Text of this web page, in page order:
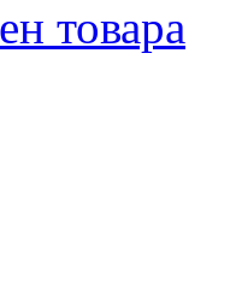
товара